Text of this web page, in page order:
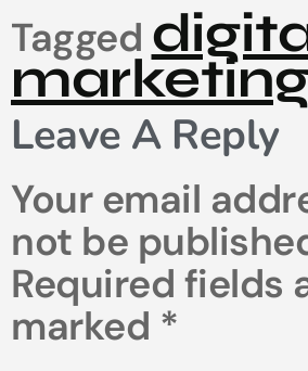
Tagged
Leave A Reply
Your email
not be
Required fields
marked *